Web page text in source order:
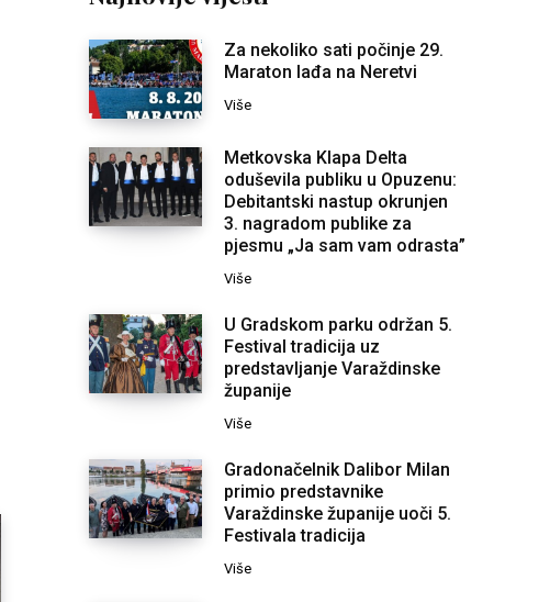
Za nekoliko sati počinje 29.
Maraton lađa na Neretvi
Više
Metkovska Klapa Delta
oduševila publiku u Opuzenu:
Debitantski nastup okrunjen
3. nagradom publike za
pjesmu „Ja sam vam odrasta”
Više
U Gradskom parku održan 5.
Festival tradicija uz
predstavljanje Varaždinske
županije
Više
Gradonačelnik Dalibor Milan
primio predstavnike
Varaždinske županije uoči 5.
Festivala tradicija
Više